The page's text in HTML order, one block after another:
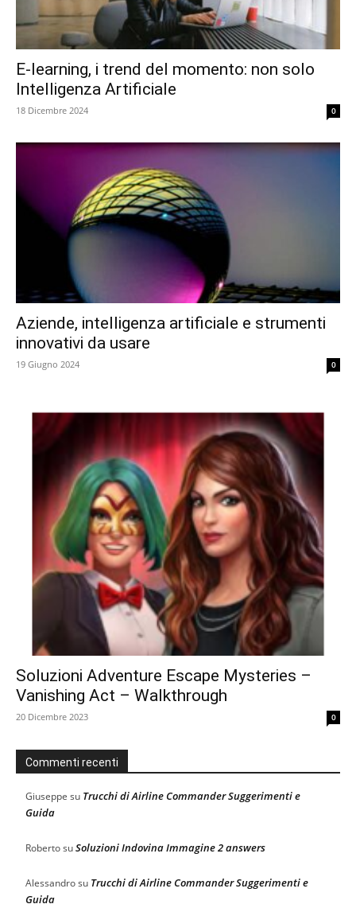
E-learning, i trend del momento: non solo
Intelligenza Artificiale
18 Dicembre 2024 0
Aziende, intelligenza artificiale e strumenti
innovativi da usare
19 Giugno 2024 0
Soluzioni Adventure Escape Mysteries –
Vanishing Act – Walkthrough
20 Dicembre 2023 0
Commenti recenti
Giuseppe su Trucchi di Airline Commander Suggerimenti e
Guida
RobertosuSoluzioni Indovina Immagine 2 answers
Alessandrosu Trucchi di Airline Commander Suggerimenti e
Guida